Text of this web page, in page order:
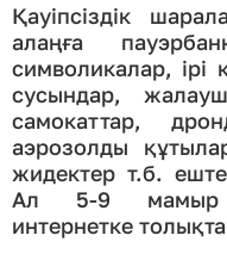
Қауіпсіздік
алаңға
символикалар, ірі
сусындар,
самокаттар,
аэрозолды
жидектер т.б.
Ал 5-9 мамыр
интернетке